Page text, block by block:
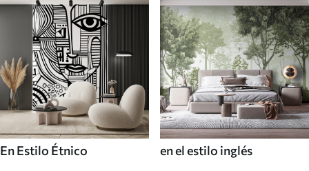
En Estilo Étnico en el estilo inglés